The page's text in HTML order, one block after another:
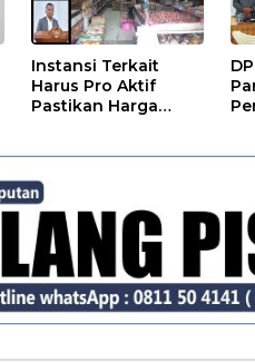
Instansi Terkait
Harus Pro Aktif
Pastikan Harga